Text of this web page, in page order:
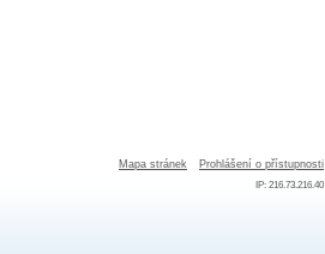
Mapa stránek Prohlášení o přístupnosti
IP: 216.73.216.40